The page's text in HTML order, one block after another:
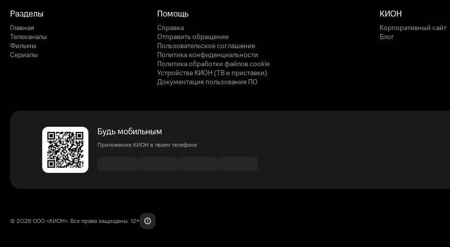
Разделы
Главная
Телеканалы
Фильмы
Сериалы
Помощь
Справка
Отправить обращение
Пользовательское соглашение
Политика конфиденциальности
Политика обработки файлов cookie
Устройства КИОН (ТВ и приставки)
Документация пользования ПО
КИОН
Корпоративный сайт
Блог
Будь мобильным
Приложение КИОН в твоем телефоне
© 2026 ООО «КИОН». Все права защищены. 12+